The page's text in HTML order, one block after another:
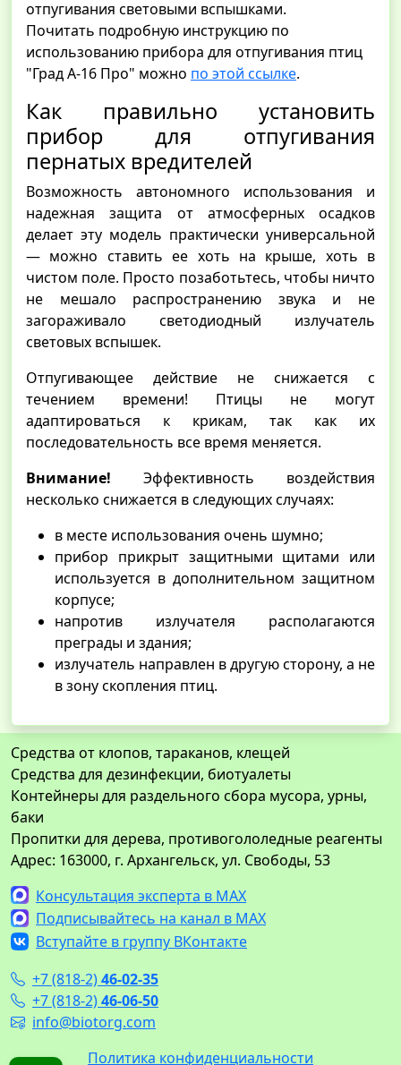
отпугивания световыми вспышками.
Почитать подробную инструкцию по
использованию прибора для отпугивания птиц
"Град А-16 Про" можно по этой ссылке.
Как правильно установить
прибор для отпугивания
пернатых вредителей
Возможность автономного использования и
надежная защита от атмосферных осадков
делает эту модель практически универсальной
— можно ставить ее хоть на крыше, хоть в
чистом поле. Просто позаботьтесь, чтобы ничто
не мешало распространению звука и не
загораживало светодиодный излучатель
световых вспышек.
Отпугивающее действие не снижается с
течением времени! Птицы не могут
адаптироваться к крикам, так как их
последовательность все время меняется.
Внимание! Эффективность воздействия
несколько снижается в следующих случаях:
в месте использования очень шумно;
прибор прикрыт защитными щитами или
используется в дополнительном защитном
корпусе;
напротив излучателя располагаются
преграды и здания;
излучатель направлен в другую сторону, а не
в зону скопления птиц.
Средства от клопов, тараканов, клещей
Средства для дезинфекции, биотуалеты
Контейнеры для раздельного сбора мусора, урны,
баки
Пропитки для дерева, противогололедные реагенты
Адрес: 163000, г. Архангельск, ул. Свободы, 53
Консультация эксперта в MAX
Подписывайтесь на канал в MAX
Вступайте в группу ВКонтакте
+7 (818-2)46-02-35
+7 (818-2)46-06-50
info@biotorg.com
Политика конфиденциальности